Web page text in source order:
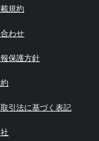
規約
わせ
保護方針
引法に基づく表記